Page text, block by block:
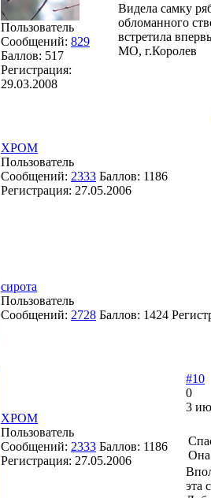
Пользователь
Сообщений: 829
Баллов: 517
Регистрация:
29.03.2008
Видела самку
обломанного
встретила
МО, г.Королев
XPOM
Пользователь
Сообщений: 2333 Баллов: 1186
Регистрация: 27.05.2006
сирота
Пользователь
Сообщений: 2728 Баллов: 1424
XPOM
Пользователь
Сообщений: 2333 Баллов: 1186
Регистрация: 27.05.2006
#10
0
3
Она
эта